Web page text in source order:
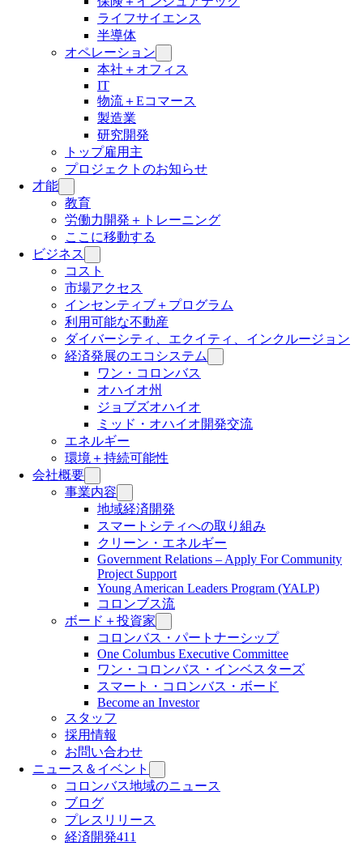
ライフサイエンス
半導体
オペレーション
本社＋オフィス
IT
物流＋Eコマース
製造業
研究開発
トップ雇用主
プロジェクトのお知らせ
才能
教育
労働力開発＋トレーニング
ここに移動する
ビジネス
コスト
市場アクセス
インセンティブ＋プログラム
利用可能な不動産
ダイバーシティ、エクイティ、インクルージョン
経済発展のエコシステム
ワン・コロンバス
オハイオ州
ジョブズオハイオ
ミッド・オハイオ開発交流
エネルギー
環境＋持続可能性
会社概要
事業内容
地域経済開発
スマートシティへの取り組み
クリーン・エネルギー
Government Relations – Apply For Community
Project Support
Young American Leaders Program (YALP)
コロンブス流
ボード＋投資家
コロンバス・パートナーシップ
One Columbus Executive Committee
ワン・コロンバス・インベスターズ
スマート・コロンバス・ボード
Become an Investor
スタッフ
採用情報
お問い合わせ
ニュース＆イベント
コロンバス地域のニュース
ブログ
プレスリリース
経済開発411